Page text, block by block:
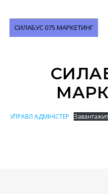
СИЛАБУС 075 МАРКЕТИНГ
УПРАВЛ АДМІНІСТЕР